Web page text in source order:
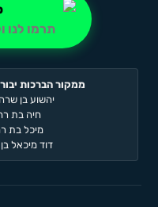
תרמו לנו
ממקור הברכות
יהשוע בן
חיה בת
מיכל בת
דוד מיכאל